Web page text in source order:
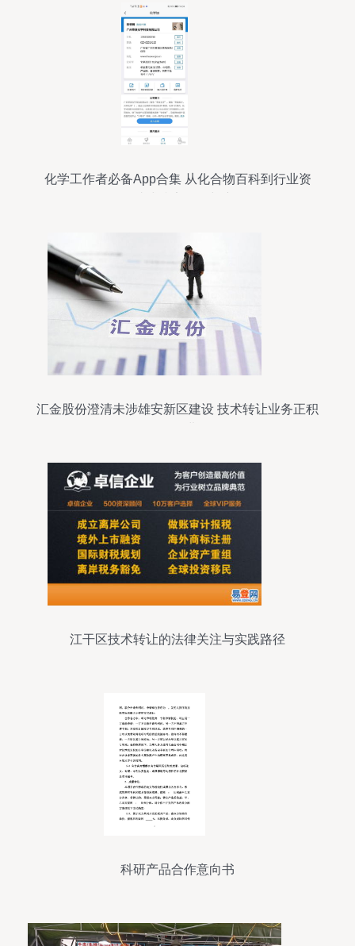
化学工作者必备App合集 从化合物百科到行业资
汇金股份澄清未涉雄安新区建设 技术转让业务正积
江干区技术转让的法律关注与实践路径
科研产品合作意向书